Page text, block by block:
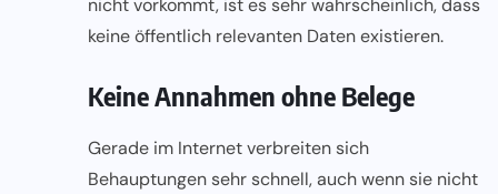
nicht vorkommt, ist es sehr wahrscheinlich, dass
keine öffentlich relevanten Daten existieren.
Keine Annahmen ohne Belege
Gerade im Internet verbreiten sich
Behauptungen sehr schnell, auch wenn sie nicht